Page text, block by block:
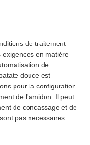
de traitement
exigences en matière
de
douce est
pour la configuration
de l'amidon. Il peut
de concassage et de
pas nécessaires.